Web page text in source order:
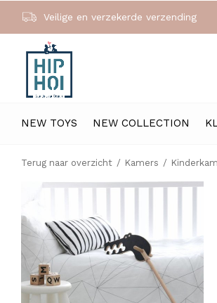
NEW TOYS NEW COLLECTION
Veilige en verzekerde verzending
Terug naar overzicht Kamers